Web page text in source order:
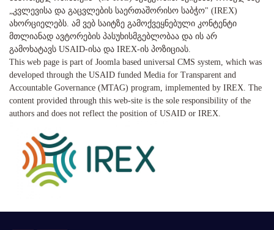
„კვლევისა და გაცვლების საერთაშორისო საბჭო" (IREX)
ახორციელებს. ამ ვებ საიტზე გამოქვეყნებული კონტენტი
მთლიანად ავტორების პასუხისმგებლობაა და ის არ
გამოხატავს USAID-ისა და IREX-ის პოზიციას.
This web page is part of Joomla based universal CMS system, which was
developed through the USAID funded Media for Transparent and
Accountable Governance (MTAG) program, implemented by IREX. The
content provided through this web-site is the sole responsibility of the
authors and does not reflect the position of USAID or IREX.